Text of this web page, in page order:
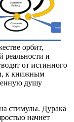
орбит,
реальности и
от истинного
к книжным
душу
стимулы. Дурака
начнет